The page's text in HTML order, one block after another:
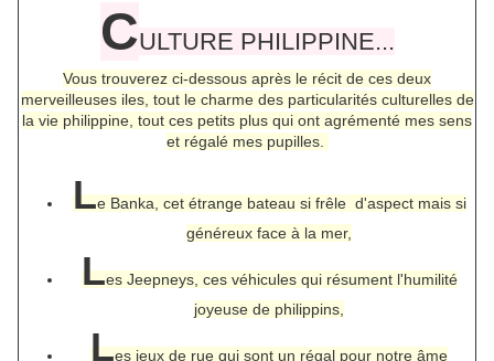
CULTURE PHILIPPINE...
Vous trouverez ci-dessous après le récit de ces deux
merveilleuses iles, tout le charme des particularités culturelles de
la vie philippine, tout ces petits plus qui ont agrémenté mes sens
et régalé mes pupilles.
Le Banka, cet étrange bateau si frêle d'aspect mais si
généreux face à la mer,
Les Jeepneys, ces véhicules qui résument l'humilité
joyeuse de philippins,
Les jeux de rue qui sont un régal pour notre âme